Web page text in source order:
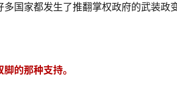
国家都发生了推翻掌权政府的武装政变
的那种支持。